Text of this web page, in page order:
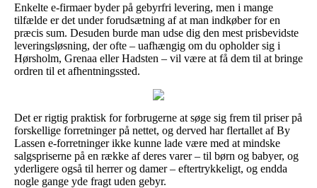
Enkelte e-firmaer byder på gebyrfri levering, men i mange
tilfælde er det under forudsætning af at man indkøber for en
præcis sum. Desuden burde man udse dig den mest prisbevidste
leveringsløsning, der ofte – uafhængig om du opholder sig i
Hørsholm, Grenaa eller Hadsten – vil være at få dem til at bringe
ordren til et afhentningssted.
Det er rigtig praktisk for forbrugerne at søge sig frem til priser på
forskellige forretninger på nettet, og derved har flertallet af By
Lassen e-forretninger ikke kunne lade være med at mindske
salgspriserne på en række af deres varer – til børn og babyer, og
yderligere også til herrer og damer – eftertrykkeligt, og endda
nogle gange yde fragt uden gebyr.